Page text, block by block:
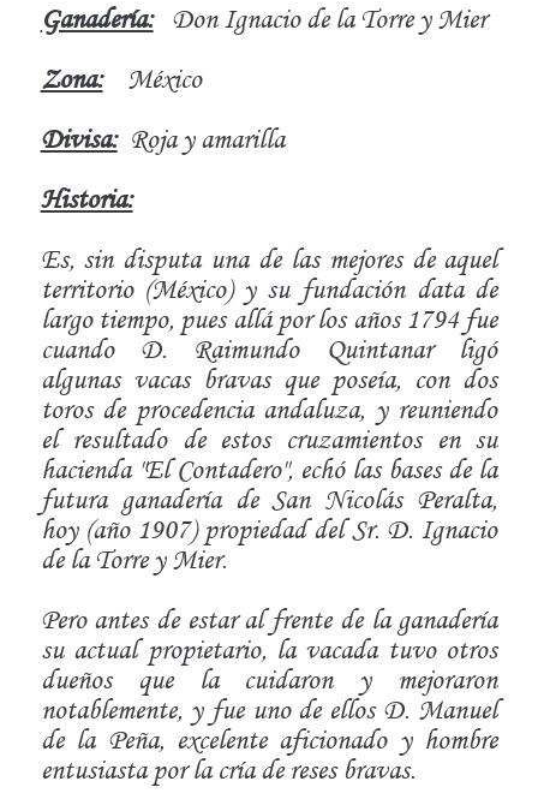
Ganadería: Don Ignacio de la Torre y Mier
Zona:
México
Divisa: Roja y amarilla
Historia:
Es, sin disputa una de las mejores de aquel
territorio (México) y su fundación data de
largo tiempo, pues allá por los años 1794 fue
cuando D. Raimundo Quintanar ligó
algunas vacas bravas que poseía, con dos
toros de procedencia andaluza, y reuniendo
el resultado de estos cruzamientos en su
hacienda "El Contadero", echó las bases de la
futura ganadería de San Nicolás Peralta,
hoy (año 1907) propiedad del Sr. D. Ignacio
de la Torre y Mier.
Pero antes de estar al frente de la ganadería
su actual propietario, la vacada tuvo otros
dueños que la cuidaron y mejoraron
notablemente, y fue uno de ellos D. Manuel
de la Peña, excelente aficionado y hombre
entusiasta por la cría de reses bravas.